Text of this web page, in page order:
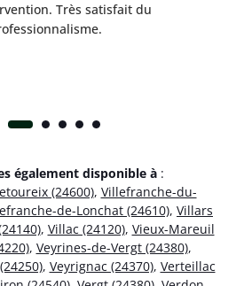
Très satisfait du
également disponible à :
(24600), Villefranche-du-
de-Lonchat (24610), Villars
, Villac (24120), Vieux-Mareuil
, Veyrines-de-Vergt (24380),
, Veyrignac (24370), Verteillac